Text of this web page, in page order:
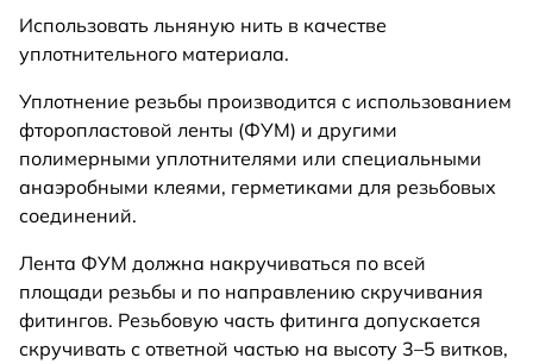
Использовать льняную нить в качестве
уплотнительного материала.
Уплотнение резьбы производится с использованием
фторопластовой ленты (ФУМ) и другими
полимерными уплотнителями или специальными
анаэробными клеями, герметиками для резьбовых
соединений.
Лента ФУМ должна накручиваться по всей
площади резьбы и по направлению скручивания
фитингов. Резьбовую часть фитинга допускается
скручивать с ответной частью на высоту 3–5 витков,